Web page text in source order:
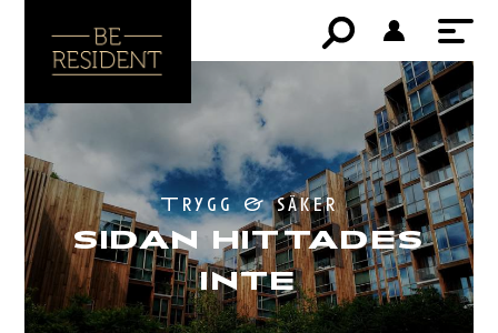
Trygg & säker
SIDAN HITTADES
INTE